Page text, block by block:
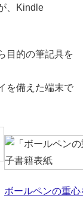
、Kindle
目的の筆記具を
を備えた端末で
ボールペンの重